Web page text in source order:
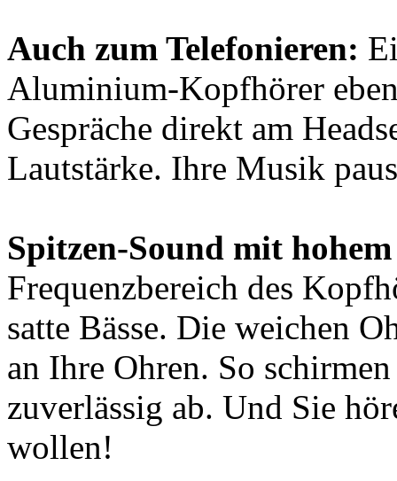
Auch zum Telefonieren:
Aluminium-Kopfhörer
Gespräche direkt am
Lautstärke. Ihre Musik
Spitzen-Sound mit
Frequenzbereich des
satte Bässe. Die weichen
an Ihre Ohren. So
zuverlässig ab. Und Sie
wollen!